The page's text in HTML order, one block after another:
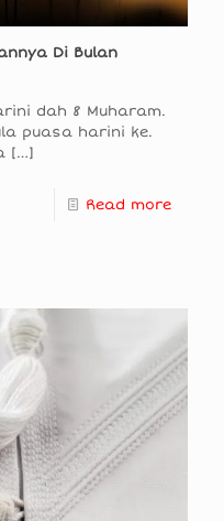
Di Bulan
dah 8 Muharam.
puasa harini ke.
[…]
Read more